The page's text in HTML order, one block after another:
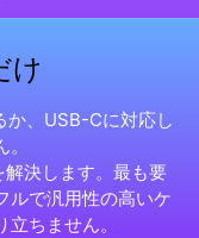
け
、USB-Cに対応し
決します。最も要
ルで汎用性の高いケ
ちません。